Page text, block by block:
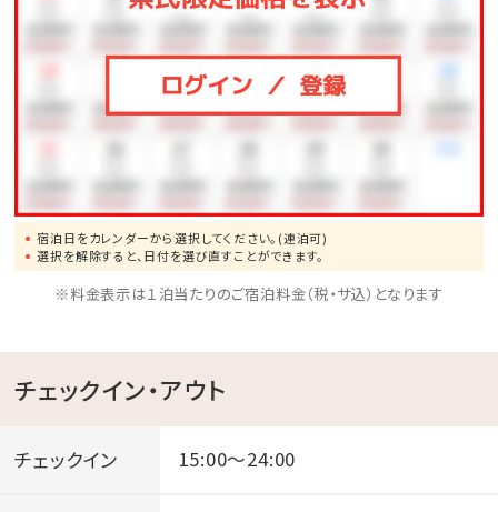
ご希望のお客様はチェックイン時にフロントへお申しつ
けください。
◆ジュニアスィートルーム及びスィートルームをご予約
ジュニアスィートルーム及びスィートルームをご予約さ
れたお客様には、
特別にホテル入口前に専用駐車場をご用意させて頂い
ております。
宿泊日をカレンダーから選択してください。(連泊可)
選択を解除すると、日付を選び直すことができます。
※料金表示は１泊当たりのご宿泊料金（税・サ込）となります
チェックイン・アウト
チェックイン 15:00～24:00